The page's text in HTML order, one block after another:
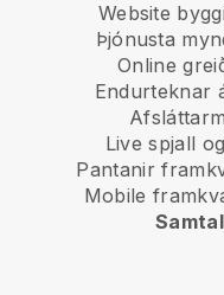
Website
Þjónusta
Online
Endurteknar
Live spjall
Pantanir
Mobile